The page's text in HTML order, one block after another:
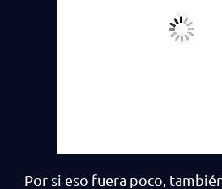
Por si eso fuera poco,